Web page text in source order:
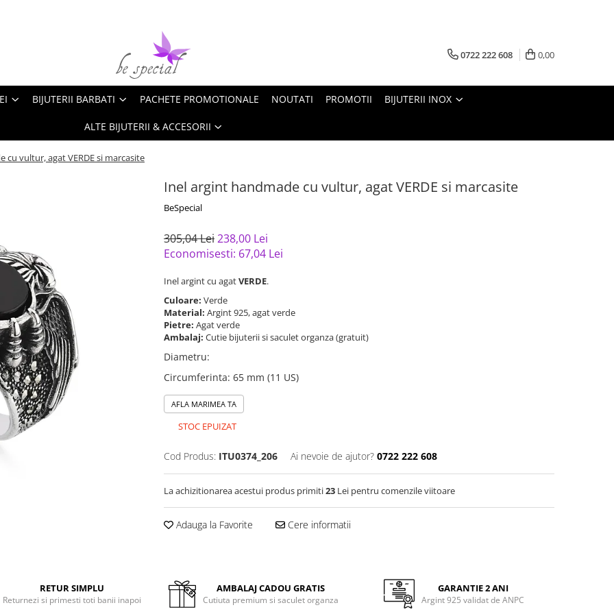
0722 222 608 0,00
BIJUTERII BARBATI PACHETE PROMOTIONALE NOUTATI PROMOTII BIJUTERII INOX
ALTE BIJUTERII & ACCESORII
cu vultur, agat VERDE si marcasite
Inel argint handmade cu vultur, agat VERDE si marcasite
BeSpecial
305,04 Lei238,00 Lei
Economisesti: 67,04 Lei
Inel argint cu agatVERDE.
Culoare: Verde
Material: Argint 925, agat verde
Pietre: Agat verde
Ambalaj: Cutie bijuterii si saculet organza (gratuit)
Diametru:
Circumferinta: 65 mm (11 US)
AFLA MARIMEA TA
STOC EPUIZAT
Cod Produs: ITU0374_206 Ai nevoie de ajutor? 0722 222 608
La achizitionarea acestui produs primiti23 Lei pentru comenzile viitoare
Adauga la Favorite Cere informatii
RETUR SIMPLU
Returnezi si primesti toti banii inapoi
AMBALAJ CADOU GRATIS
Cutiuta premium si saculet organza
GARANTIE 2 ANI
Argint 925 validat de ANPC